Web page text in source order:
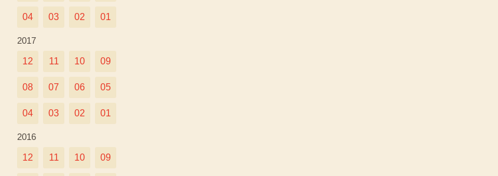
04 03 02 01
2017
12 11 10 09
08 07 06 05
04 03 02 01
2016
12 11 10 09